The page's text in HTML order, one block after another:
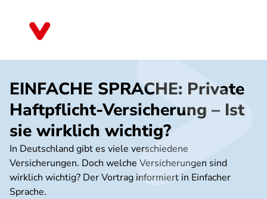
EINFACHE SPRACHE: Private
Haftpflicht-Versicherung – Ist
sie wirklich wichtig?
In Deutschland gibt es viele verschiedene
Versicherungen. Doch welche Versicherungen sind
wirklich wichtig? Der Vortrag informiert in Einfacher
Sprache.